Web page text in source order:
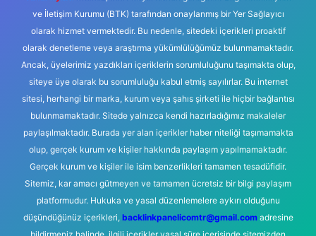
ve İletişim Kurumu (BTK) tarafından onaylanmış bir Yer Sağlayıcı
olarak hizmet vermektedir. Bu nedenle, sitedeki içerikleri proaktif
olarak denetleme veya araştırma yükümlülüğümüz bulunmamaktadır.
Ancak, üyelerimiz yazdıkları içeriklerin sorumluluğunu taşımakta olup,
siteye üye olarak bu sorumluluğu kabul etmiş sayılırlar. Bu internet
sitesi, herhangi bir marka, kurum veya şahıs şirketi ile hiçbir bağlantısı
bulunmamaktadır. Sitede yalnızca kendi hazırladığımız makaleler
paylaşılmaktadır. Burada yer alan içerikler haber niteliği taşımamakta
olup, gerçek kurum ve kişiler hakkında paylaşım yapılmamaktadır.
Gerçek kurum ve kişiler ile isim benzerlikleri tamamen tesadüfidir.
Sitemiz, kar amacı gütmeyen ve tamamen ücretsiz bir bilgi paylaşım
platformudur. Hukuka ve yasal düzenlemelere aykırı olduğunu
düşündüğünüz içerikleri, backlinkpanelicomtr@gmail.comadresine